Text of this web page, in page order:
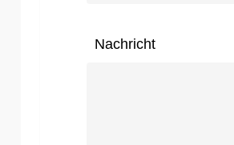
Nachricht